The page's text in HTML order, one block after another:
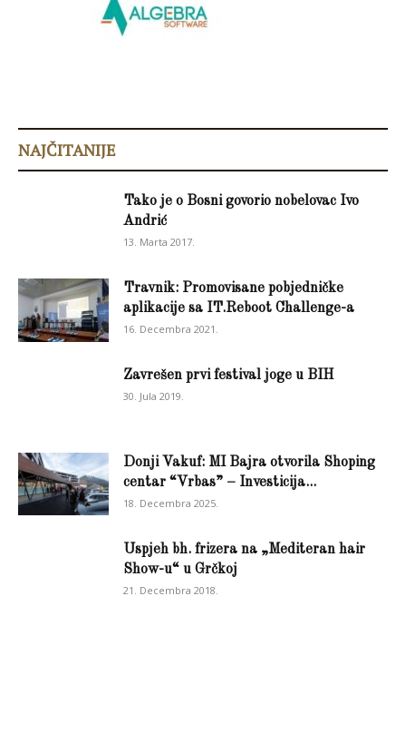
NAJČITANIJE
Tako je o Bosni govorio nobelovac Ivo
Andrić
13. Marta 2017.
Travnik: Promovisane pobjedničke
aplikacije sa IT.Reboot Challenge-a
16. Decembra 2021.
Zavrešen prvi festival joge u BIH
30. Jula 2019.
Donji Vakuf: MI Bajra otvorila Shoping
centar “Vrbas” – Investicija...
18. Decembra 2025.
Uspjeh bh. frizera na „Mediteran hair
Show-u“ u Grčkoj
21. Decembra 2018.